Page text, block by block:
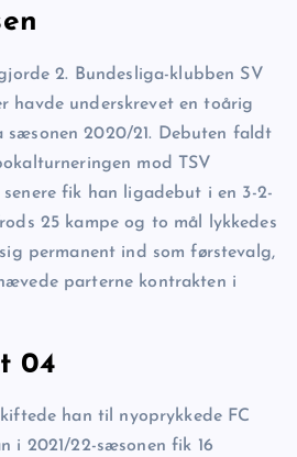
2. Bundesliga-klubben SV
havde underskrevet en toårig
2020/21. Debuten faldt
mod TSV
fik han ligadebut i en 3-2-
25 kampe og to mål lykkedes
permanent ind som førstevalg,
parterne kontrakten i
04
han til nyoprykkede FC
i 2021/22-sæsonen fik 16